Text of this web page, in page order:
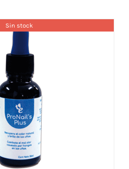
Sin stock